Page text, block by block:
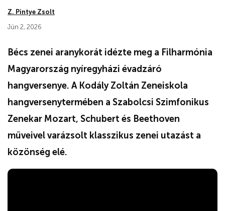
Z. Pintye Zsolt
Jún 2, 2026
Bécs zenei aranykorát idézte meg a Filharmónia
Magyarország nyíregyházi évadzáró
hangversenye. A Kodály Zoltán Zeneiskola
hangversenytermében a Szabolcsi Szimfonikus
Zenekar Mozart, Schubert és Beethoven
műveivel varázsolt klasszikus zenei utazást a
közönség elé.